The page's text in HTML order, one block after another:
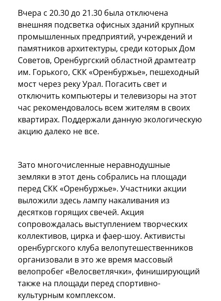
Вчера с 20.30 до 21.30 была отключена
внешняя подсветка офисных зданий крупных
промышленных предприятий, учреждений и
памятников архитектуры, среди которых Дом
Советов, Оренбургский областной драмтеатр
им. Горького, СКК «Оренбуржье», пешеходный
мост через реку Урал. Погасить свет и
отключить компьютеры и телевизоры на этот
час рекомендовалось всем жителям в своих
квартирах. Поддержали данную экологическую
акцию далеко не все.
Зато многочисленные неравнодушные
земляки в этот день собрались на площади
перед СКК «Оренбуржье». Участники акции
выложили здесь лампу накаливания из
десятков горящих свечей. Акция
сопровождалась выступлением творческих
коллективов, цирка и фаер-шоу. Активисты
оренбургского клуба велопутешественников
организовали в это же время массовый
велопробег «Велосветлячки», финиширующий
также на площади перед спортивно-
культурным комплексом.